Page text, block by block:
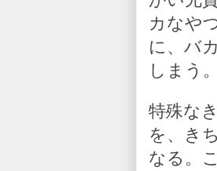
カなや
に、バ
しまう。
特殊な
を、き
なる。